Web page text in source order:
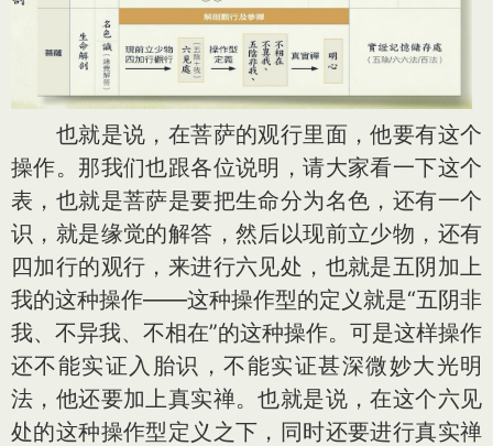
也就是说，在菩萨的观行里面，他要有这个
操作。那我们也跟各位说明，请大家看一下这个
表，也就是菩萨是要把生命分为名色，还有一个
识，就是缘觉的解答，然后以现前立少物，还有
四加行的观行，来进行六见处，也就是五阴加上
我的这种操作——这种操作型的定义就是“五阴非
我、不异我、不相在”的这种操作。可是这样操作
还不能实证入胎识，不能实证甚深微妙大光明
法，他还要加上真实禅。也就是说，在这个六见
处的这种操作型定义之下，同时还要进行真实禅